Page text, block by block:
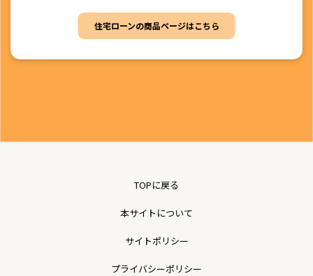
住宅ローンの商品ページはこちら
TOPに戻る
本サイトについて
サイトポリシー
プライバシーポリシー